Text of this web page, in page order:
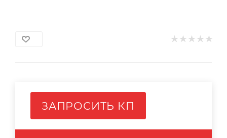
ЗАПРОСИТЬ КП